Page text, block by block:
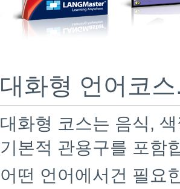
대화형 언어코
대화형 코스는 음식,
기본적 관용구를 포함
어떤 언어에서건 필요